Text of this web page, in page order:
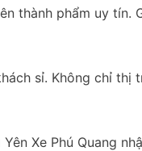
thành phẩm uy tín.
sỉ. Không chỉ
Xe Phú Quang